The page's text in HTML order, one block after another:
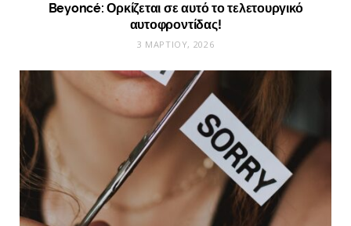
Beyoncé: Ορκίζεται σε αυτό το τελετουργικό
αυτοφροντίδας!
3 ΜΑΡΤΊΟΥ, 2026